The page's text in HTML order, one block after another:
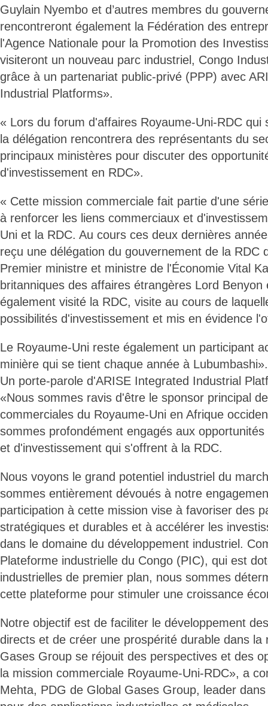
Guylain Nyembo et d’autres membres du
rencontreront également la Fédération des
l'Agence Nationale pour la Promotion des
visiteront un nouveau parc industriel, Congo
grâce à un partenariat public-privé (PPP) avec
Industrial Platforms».
« Lors du forum d'affaires Royaume-Uni-RDC qui
la délégation rencontrera des représentants du
principaux ministères pour discuter des
d'investissement en RDC».
« Cette mission commerciale fait partie d'une
à renforcer les liens commerciaux et
Uni et la RDC. Au cours ces deux dernières
reçu une délégation du gouvernement de la RDC
Premier ministre et ministre de l'Économie Vital
britanniques des affaires étrangères Lord Benyon
également visité la RDC, visite au cours de
possibilités d'investissement et mis en évidence
Le Royaume-Uni reste également un participant
minière qui se tient chaque année à Lubumbashi».
Un porte-parole d'ARISE Integrated Industrial
«Nous sommes ravis d'être le sponsor principal
commerciales du Royaume-Uni en Afrique
sommes profondément engagés aux
et d'investissement qui s'offrent à la RDC.
Nous voyons le grand potentiel industriel du
sommes entièrement dévoués à notre
participation à cette mission vise à favoriser des
stratégiques et durables et à accélérer les
dans le domaine du développement industriel.
Plateforme industrielle du Congo (PIC), qui est
industrielles de premier plan, nous sommes
cette plateforme pour stimuler une croissance
Notre objectif est de faciliter le développement
directs et de créer une prospérité durable dans la
Gases Group se réjouit des perspectives et des
la mission commerciale Royaume-Uni-RDC», a
Mehta, PDG de Global Gases Group, leader